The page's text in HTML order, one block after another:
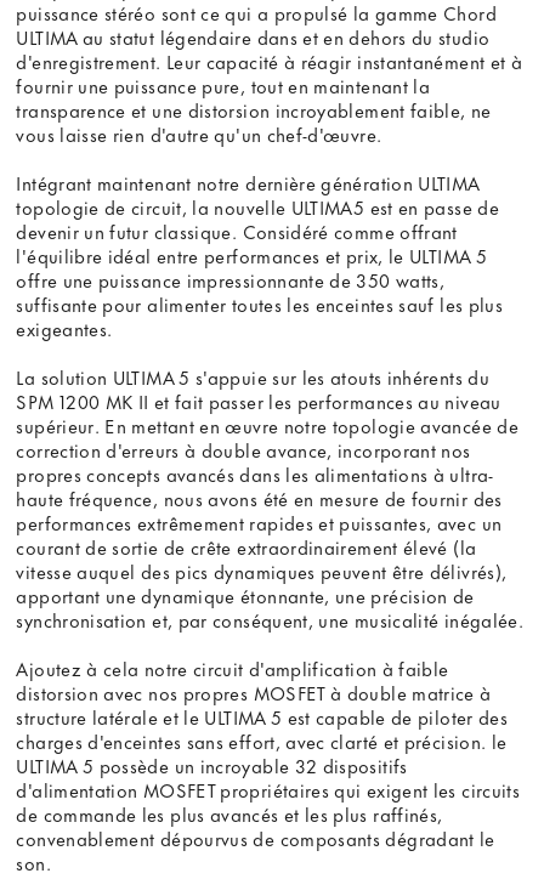
puissance stéréo sont ce qui a propulsé la gamme Chord
ULTIMA au statut légendaire dans et en dehors du studio
d'enregistrement. Leur capacité à réagir instantanément et à
fournir une puissance pure, tout en maintenant la
transparence et une distorsion incroyablement faible, ne
vous laisse rien d'autre qu'un chef-d'œuvre.
Intégrant maintenant notre dernière génération ULTIMA
topologie de circuit, la nouvelle ULTIMA5 est en passe de
devenir un futur classique. Considéré comme offrant
l'équilibre idéal entre performances et prix, le ULTIMA 5
offre une puissance impressionnante de 350 watts,
suffisante pour alimenter toutes les enceintes sauf les plus
exigeantes.
La solution ULTIMA 5 s'appuie sur les atouts inhérents du
SPM 1200 MK II et fait passer les performances au niveau
supérieur. En mettant en œuvre notre topologie avancée de
correction d'erreurs à double avance, incorporant nos
propres concepts avancés dans les alimentations à ultra-
haute fréquence, nous avons été en mesure de fournir des
performances extrêmement rapides et puissantes, avec un
courant de sortie de crête extraordinairement élevé (la
vitesse auquel des pics dynamiques peuvent être délivrés),
apportant une dynamique étonnante, une précision de
synchronisation et, par conséquent, une musicalité inégalée.
Ajoutez à cela notre circuit d'amplification à faible
distorsion avec nos propres MOSFET à double matrice à
structure latérale et le ULTIMA 5 est capable de piloter des
charges d'enceintes sans effort, avec clarté et précision. le
ULTIMA 5 possède un incroyable 32 dispositifs
d'alimentation MOSFET propriétaires qui exigent les circuits
de commande les plus avancés et les plus raffinés,
convenablement dépourvus de composants dégradant le
son.